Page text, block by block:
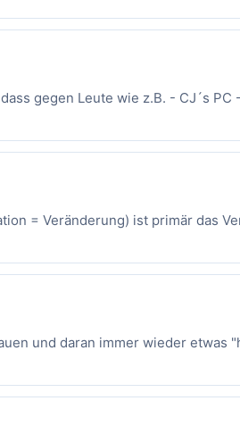
gegen Leute wie z.B. - CJ´s
= Veränderung) ist primär das
und daran immer wieder etwas